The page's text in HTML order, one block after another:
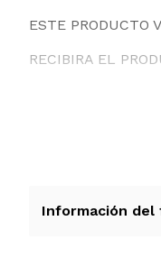
ESTE PRODUCTO
RECIBIRA EL
Información del